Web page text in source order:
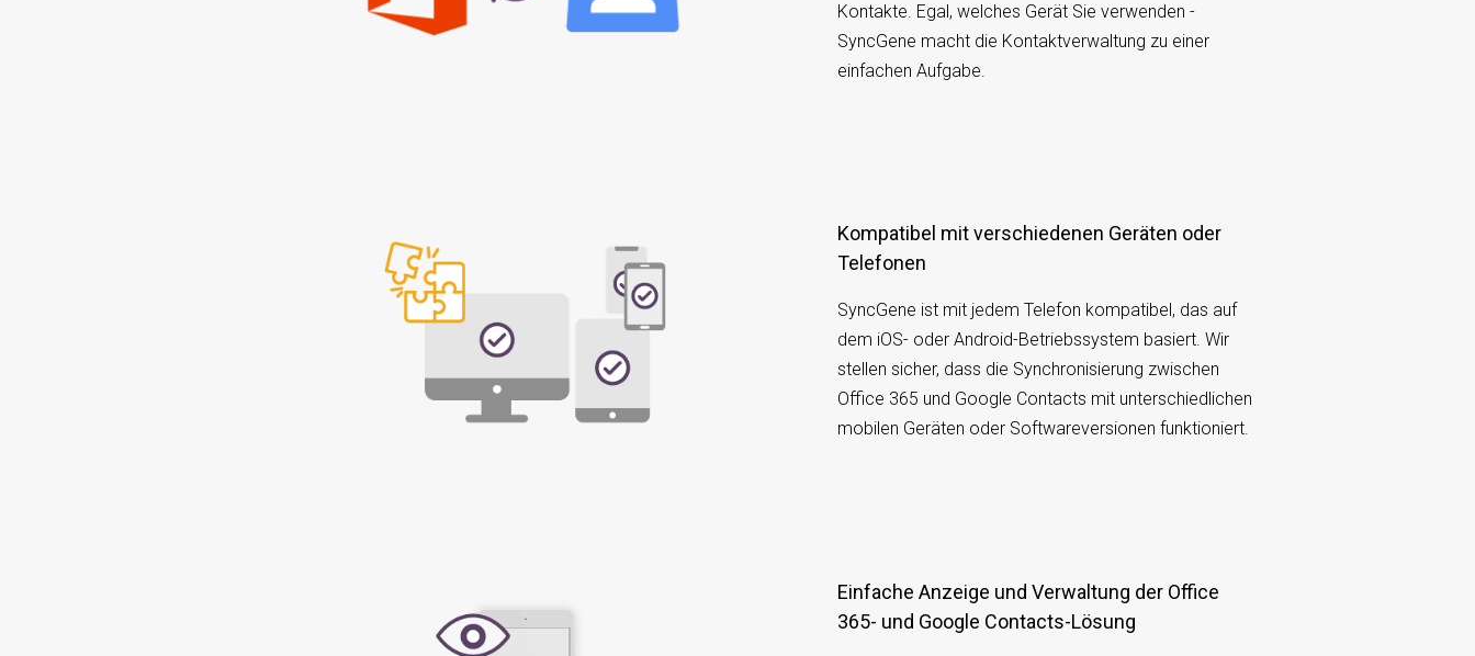
Kontakte. Egal, welches Gerät Sie verwenden -
SyncGene macht die Kontaktverwaltung zu einer
einfachen Aufgabe.
Kompatibel mit verschiedenen Geräten oder
Telefonen
SyncGene ist mit jedem Telefon kompatibel, das auf
dem iOS- oder Android-Betriebssystem basiert. Wir
stellen sicher, dass die Synchronisierung zwischen
Office 365 und Google Contacts mit unterschiedlichen
mobilen Geräten oder Softwareversionen funktioniert.
Einfache Anzeige und Verwaltung der Office
365- und Google Contacts-Lösung